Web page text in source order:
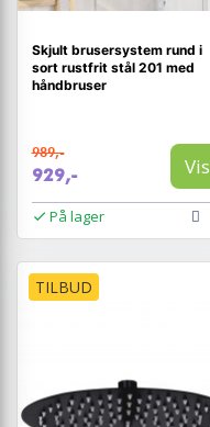
Skjult brusersystem rund i
sort rustfrit stål 201 med
håndbruser
989,-
929,- Vis
På lager
TILBUD